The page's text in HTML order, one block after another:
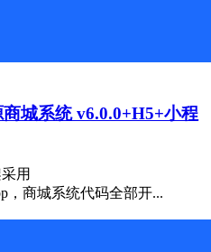
城系统 v6.0.0+H5+小程
用
，商城系统代码全部开...